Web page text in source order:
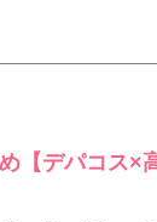
【デパコス×